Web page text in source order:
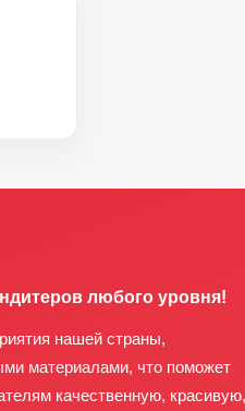
любого уровня!
нашей страны,
материалами, что поможет
качественную, красивую,